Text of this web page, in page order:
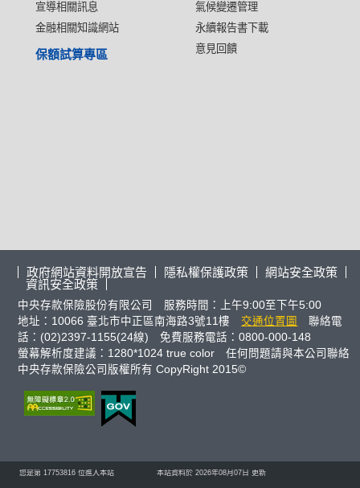
宣導相關訊息
金融相關知識網站
氣候變遷管理
永續報告書下載
意見回饋
保額試算專區
政府網站資料開放宣告 隱私權保護政策
網站安全政策
資訊安全政策
中央存款保險股份有限公司 服務時間：上午9:00至下午5:00
地址：10066 臺北市中正區南海路3號11樓
交通位置圖
聯絡電
話：(02)2397-1155(24線) 免費服務電話：0800-000-148
螢幕解析度建議：1280*1024 true color 任何問題請與本公司聯絡
中央存款保險公司版權所有 CopyRight 2015©
您是第 17753816 位進入本站 本站資料於 2026年08月07日 更新